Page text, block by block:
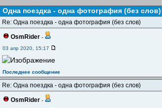
Одна поездка - одна фотография (без слов)
Re: Одна поездка - одна фотография (без слов)
OsmRider -
03 апр 2020, 15:17
Последнее сообщение
Re: Одна поездка - одна фотография (без слов)
OsmRider -